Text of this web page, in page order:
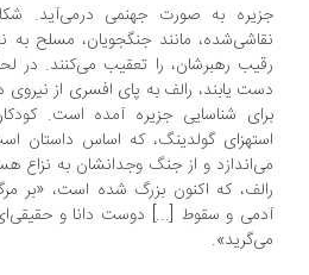
به صورت جهنمی درمی‌آید. شکارچیانِ
مانند جنگجویان، مسلح به نیزه
رهبرشان، را تعقیب می‌کنند. در لحظه‌ای
یابند، رالف به پای افسری از نیروی
شناسایی جزیره آمده است. کودکان
گولدینگ، که اساس داستان است، آنها
و از جنگ وجدانشان به نزاع هسته‌ای
که اکنون بزرگ شده است، «بر مرگ
و سقوط [...] دوست دانا و حقیقی‌ای که